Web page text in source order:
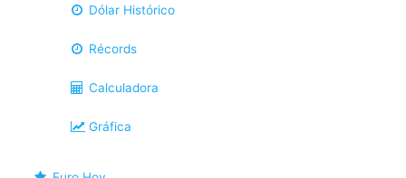
Dólar Histórico
Récords
Calculadora
Gráfica